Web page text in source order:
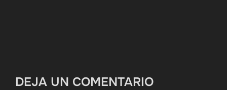
DEJA UN COMENTARIO